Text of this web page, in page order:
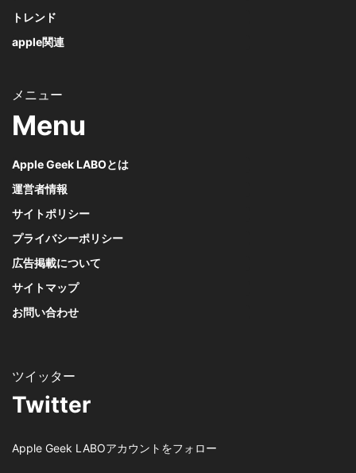
トレンド
apple関連
Menu
Apple Geek LABOとは
運営者情報
サイトポリシー
プライバシーポリシー
広告掲載について
サイトマップ
お問い合わせ
Twitter
Apple Geek LABOアカウントをフォロー